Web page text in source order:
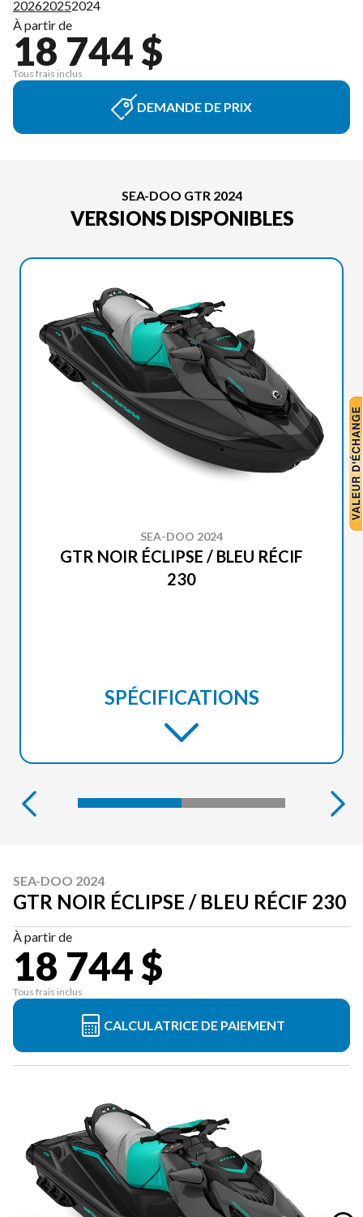
202620252024
À partir de
18 744 $
Tous frais inclus
DEMANDE DE PRIX
SEA-DOO GTR 2024
VERSIONS DISPONIBLES
SEA-DOO 2024
GTR NOIR ÉCLIPSE / BLEU RÉCIF
230
SPÉCIFICATIONS
SEA-DOO 2024
GTR NOIR ÉCLIPSE / BLEU RÉCIF 230
À partir de
18 744 $
Tous frais inclus
CALCULATRICE DE PAIEMENT